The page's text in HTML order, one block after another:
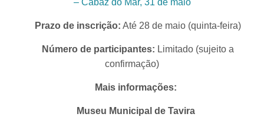
– Cabaz do Mar, 31 de maio
Prazo de inscrição: Até 28 de maio (quinta-feira)
Número de participantes: Limitado (sujeito a
confirmação)
Mais informações:
Museu Municipal de Tavira